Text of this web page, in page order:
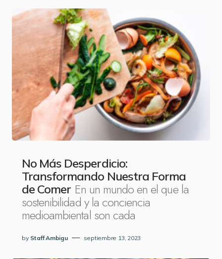
No Más Desperdicio:
Transformando Nuestra Forma
de Comer En un mundo en el que la
sostenibilidad y la conciencia
medioambiental son cada
by Staff Ambigu septiembre 13, 2023